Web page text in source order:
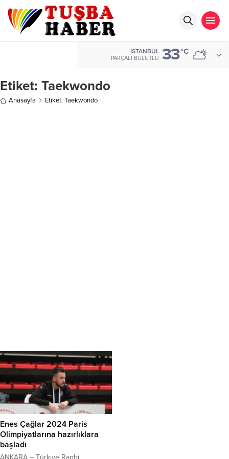
İSTANBUL
PARÇALI BULUTLU 33°C
Etiket: Taekwondo
Anasayfa Etiket: Taekwondo
Enes Çağlar 2024 Paris
Olimpiyatlarına hazırlıklara
başladı